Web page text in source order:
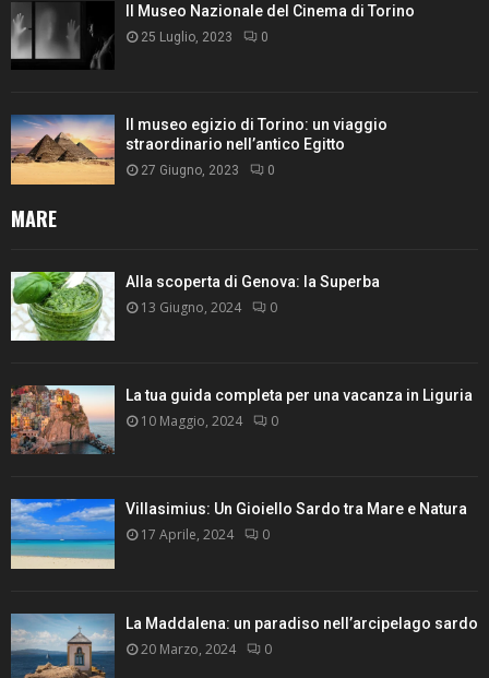
Il Museo Nazionale del Cinema di Torino
25 Luglio, 2023 0
Il museo egizio di Torino: un viaggio
straordinario nell’antico Egitto
27 Giugno, 2023 0
MARE
Alla scoperta di Genova: la Superba
13 Giugno, 2024 0
La tua guida completa per una vacanza in Liguria
10 Maggio, 2024 0
Villasimius: Un Gioiello Sardo tra Mare e Natura
17 Aprile, 2024 0
La Maddalena: un paradiso nell’arcipelago sardo
20 Marzo, 2024 0